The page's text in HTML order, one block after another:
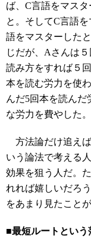
ば、C言語をマス
と。そしてC言語
語をマスターした
じだが、Aさんは
読み方をすれば５
本を読む労力を使
んだ5回本を読ん
な労力を費やした。
方法論だけ追え
いう論法で考える
効果を狙う人だ。
れれば嬉しいだろ
をあまり見たことが
■最短ルートという